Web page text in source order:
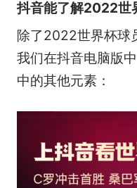
抖音能了解2022世
除了2022世界杯球
我们在抖音电脑版
中的其他元素：